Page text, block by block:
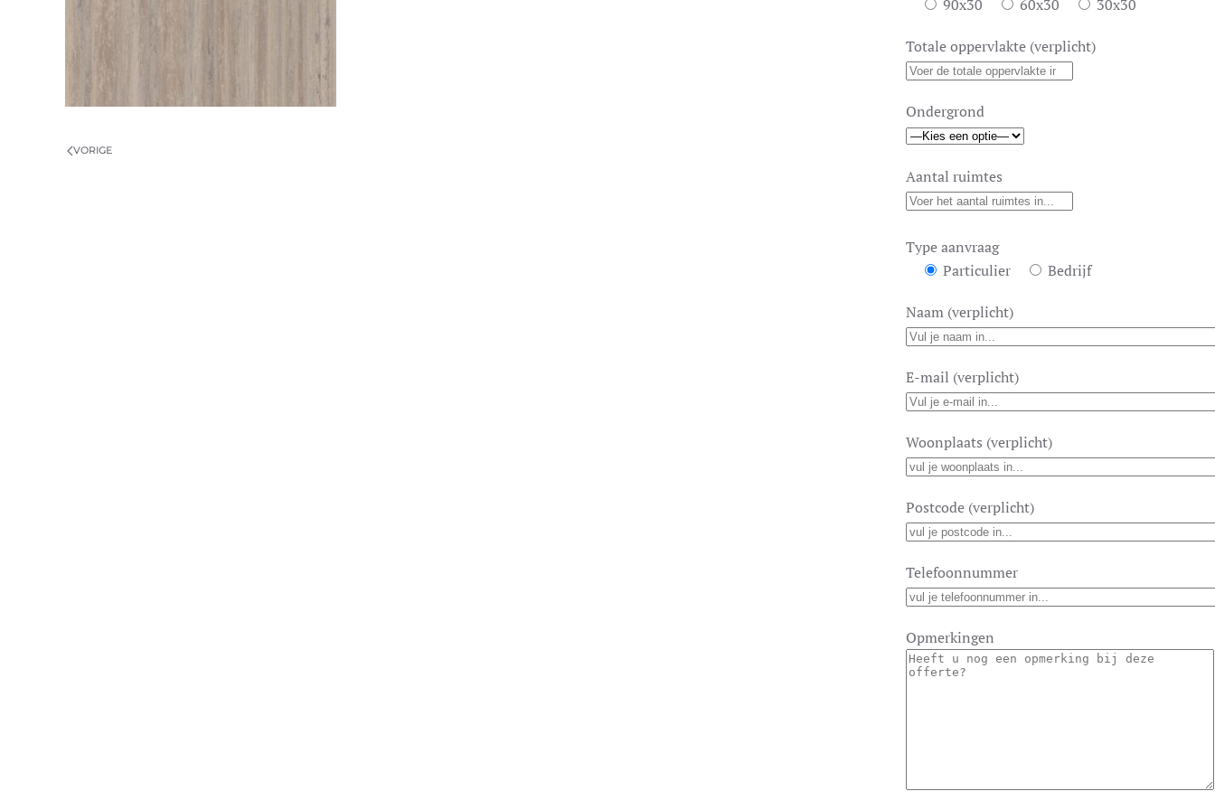
VORIGE
90x30
60x30 30x30
Totale oppervlakte (verplicht)
Ondergrond
Aantal ruimtes
Type aanvraag
Particulier
Bedrijf
Naam (verplicht)
E-mail (verplicht)
Woonplaats (verplicht)
Postcode (verplicht)
Telefoonnummer
Opmerkingen